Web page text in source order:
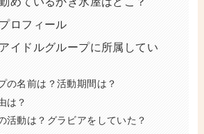
ロフィール
イドルグループに所属してい
の名前は？活動期間は？
は？
活動は？グラビアをしていた？